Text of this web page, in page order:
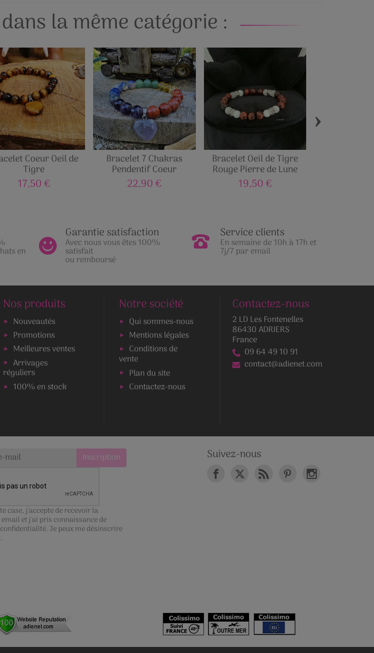
la même catégorie :
Coeur Oeil de
Tigre
17,50 €
Bracelet 7 Chakras
Pendentif Coeur
22,90 €
Bracelet Oeil de Tigre
Rouge Pierre de Lune
19,50 €
›
en
Garantie satisfaction
Avec nous vous êtes 100%
satisfait
ou remboursé
Service clients
En semaine de 10h à 17h et
7j/7 par email
Nos produits
Nouveautés
Promotions
Meilleures ventes
Arrivages
réguliers
100% en stock
Notre société
Qui sommes-nous
Mentions légales
Conditions de
vente
Plan du site
Contactez-nous
Contactez-nous
2 LD Les Fontenelles
86430 ADRIERS
France
09 64 49 10 91
contact@adienet.com
case, j'accepte de recevoir la
et j'ai pris connaissance de
. Je peux me désinscrire
Suivez-nous